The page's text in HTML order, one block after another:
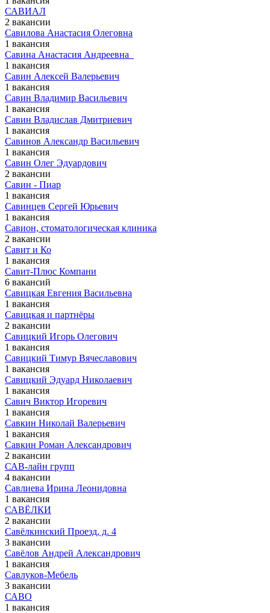
САВИАЛ
2 вакансии
Савилова Анастасия Олеговна
1 вакансия
Савина Анастасия Андреевна ​ ​
1 вакансия
Савин Алексей Валерьевич
1 вакансия
Савин Владимир Васильевич
1 вакансия
Савин Владислав Дмитриевич
1 вакансия
Савинов Александр Васильевич
1 вакансия
Савин Олег Эдуардович
2 вакансии
Савин - Пиар
1 вакансия
Савинцев Сергей Юрьевич
1 вакансия
Савион, стоматологическая клиника
2 вакансии
Савит и Ко
1 вакансия
Савит-Плюс Компани
6 вакансий
Савицкая Евгения Васильевна
1 вакансия
Савицкая и партнёры
2 вакансии
Савицкий Игорь Олегович
1 вакансия
Савицкий Тимур Вячеславович
1 вакансия
Савицкий Эдуард Николаевич
1 вакансия
Савич Виктор Игоревич
1 вакансия
Савкин Николай Валерьевич
1 вакансия
Савкин Роман Александрович
2 вакансии
САВ-лайн групп
4 вакансии
Савлиева Ирина Леонидовна
1 вакансия
САВЁЛКИ
2 вакансии
Савёлкинский Проезд, д. 4
3 вакансии
Савёлов Андрей Александрович
1 вакансия
Савлуков-Мебель
3 вакансии
САВО
1 вакансия